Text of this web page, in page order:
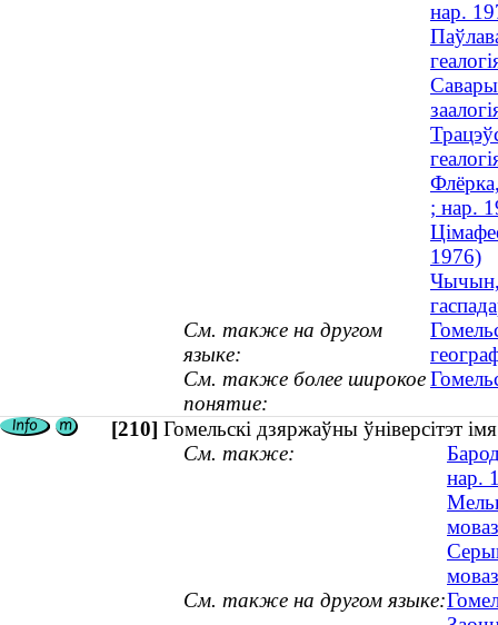
нар.
; нар.
1976)
Чычын,
См. также на другом
языке:
См. также более широкое
понятие:
[210] Гомельскі дзяржаўны ўніверсітэт
См. также:
нар.
См. также на другом языке: